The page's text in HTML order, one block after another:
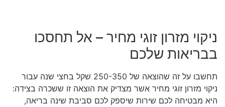
ניקוי מזרון זוגי מחיר – אל תחסכו
בבריאות שלכם
תחשבו על זה שהוצאה של 250-350 שקל בחצי שנה עבור
ניקוי מזרון זוגי מחיר אשר מצדיק את הוצאה זו ששכרה בצידה:
היא מבטיחה לכם שירות שיספק לכם סביבת שינה בריאה,